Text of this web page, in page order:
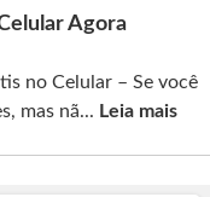
Agora
no Celular – Se você
mas nã... Leia mais